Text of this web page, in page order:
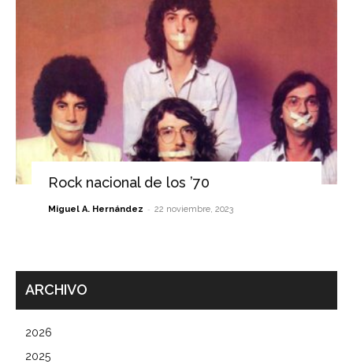
Rock nacional de los ’70
Miguel A. Hernández - 22 noviembre, 2023
ARCHIVO
2026
2025